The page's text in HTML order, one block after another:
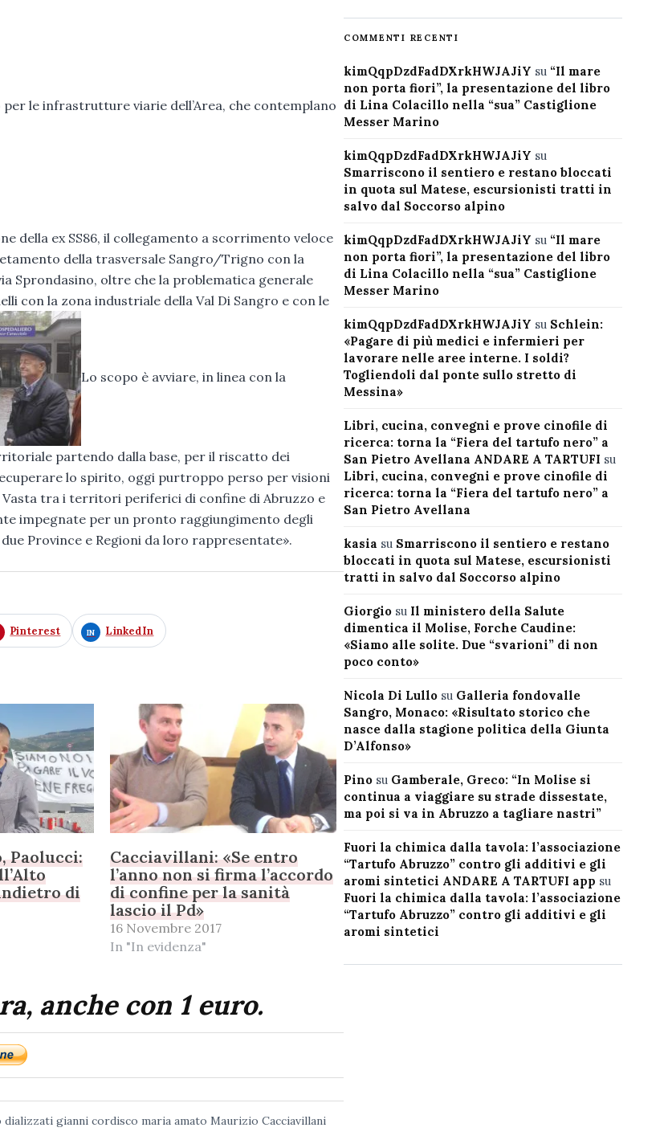
le infrastrutture viarie dell’Area, che contemplano
della ex SS86, il collegamento a scorrimento veloce
della trasversale Sangro/Trigno con la
Sprondasino, oltre che la problematica generale
con la zona industriale della Val Di Sangro e con le
Lo scopo è avviare, in linea con la
partendo dalla base, per il riscatto dei
lo spirito, oggi purtroppo perso per visioni
tra i territori periferici di confine di Abruzzo e
impegnate per un pronto raggiungimento degli
Province e Regioni da loro rappresentate».
Pinterest LinkedIn
Paolucci:
di
Cacciavillani: «Se entro
l’anno non si firma l’accordo
di confine per la sanità
lascio il Pd»
16 Novembre 2017
In "In evidenza"
anche con 1 euro.
dializzati gianni cordisco maria amato Maurizio Cacciavillani
COMMENTI RECENTI
kimQqpDzdFadDXrkHWJAJiY su “Il mare
non porta fiori”, la presentazione del libro
di Lina Colacillo nella “sua” Castiglione
Messer Marino
kimQqpDzdFadDXrkHWJAJiY su
Smarriscono il sentiero e restano bloccati
in quota sul Matese, escursionisti tratti in
salvo dal Soccorso alpino
kimQqpDzdFadDXrkHWJAJiY su “Il mare
non porta fiori”, la presentazione del libro
di Lina Colacillo nella “sua” Castiglione
Messer Marino
kimQqpDzdFadDXrkHWJAJiY su Schlein:
«Pagare di più medici e infermieri per
lavorare nelle aree interne. I soldi?
Togliendoli dal ponte sullo stretto di
Messina»
Libri, cucina, convegni e prove cinofile di
ricerca: torna la “Fiera del tartufo nero” a
San Pietro Avellana ANDARE A TARTUFI su
Libri, cucina, convegni e prove cinofile di
ricerca: torna la “Fiera del tartufo nero” a
San Pietro Avellana
kasia su Smarriscono il sentiero e restano
bloccati in quota sul Matese, escursionisti
tratti in salvo dal Soccorso alpino
Giorgiosu Il ministero della Salute
dimentica il Molise, Forche Caudine:
«Siamo alle solite. Due “svarioni” di non
poco conto»
Nicola Di Lullosu Galleria fondovalle
Sangro, Monaco: «Risultato storico che
nasce dalla stagione politica della Giunta
D’Alfonso»
Pinosu Gamberale, Greco: “In Molise si
continua a viaggiare su strade dissestate,
ma poi si va in Abruzzo a tagliare nastri”
Fuori la chimica dalla tavola: l’associazione
“Tartufo Abruzzo” contro gli additivi e gli
aromi sintetici ANDARE A TARTUFI app su
Fuori la chimica dalla tavola: l’associazione
“Tartufo Abruzzo” contro gli additivi e gli
aromi sintetici